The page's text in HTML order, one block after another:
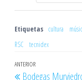
Etiquetas cultura
RSC
tecnidex
Navegación
Entrada
ANTERIOR
Bodegas